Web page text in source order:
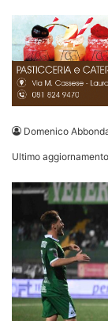
Domenico
Ultimo